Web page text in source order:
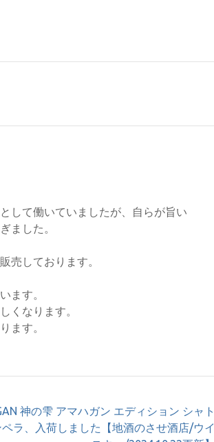
して働いていましたが、自らが旨い
ました。
売しております。
ます。
くなります。
ます。
神の雫 アマハガン エディション シャト
ラ、入荷しました【地酒のさせ酒店/ウイ